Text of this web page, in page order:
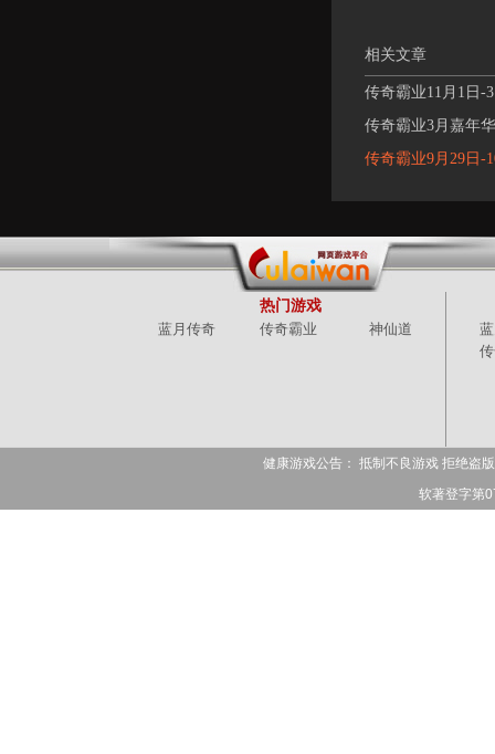
相关文章
传奇霸业11月1日-
传奇霸业3月嘉年
传奇霸业9月29日-
热门游戏
蓝月传奇 传奇霸业 神仙道
健康游戏公告： 抵制不良游戏 拒绝盗
软著登字第